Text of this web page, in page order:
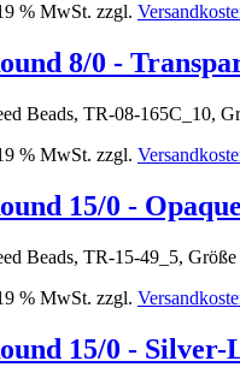
% MwSt. zzgl.
8/0 -
Beads, TR-08-165C_10,
% MwSt. zzgl.
15/0 -
Beads, TR-15-49_5,
% MwSt. zzgl.
15/0 -